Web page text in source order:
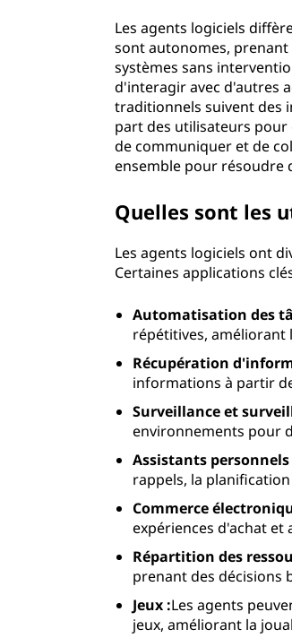
Les agents logiciels
sont autonomes,
systèmes sans
d'interagir avec d'autres
traditionnels suivent des
part des utilisateurs pour
de communiquer et de
ensemble pour résoudre
Quelles sont les
Les agents logiciels ont
Certaines applications
Automatisation des
répétitives, améliorant
Récupération
informations à partir
Surveillance et
environnements pour
Assistants personnels
rappels, la
Commerce
expériences d'achat et
Répartition des
prenant des décisions
Jeux :Les agents
jeux, améliorant la